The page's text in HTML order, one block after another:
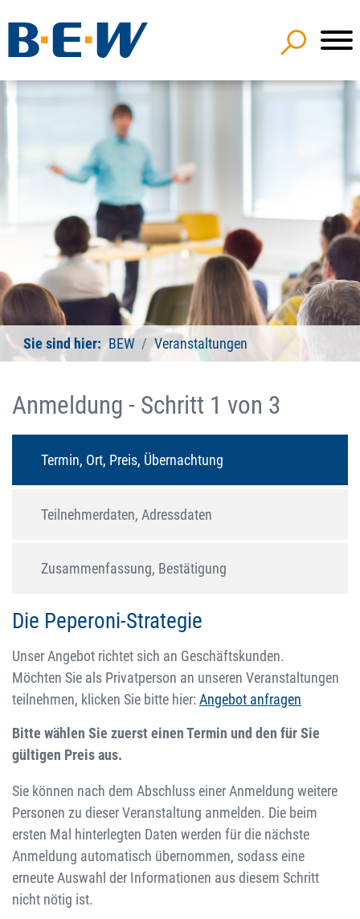
Sie sind hier: BEW Veranstaltungen
Anmeldung - Schritt 1 von 3
Termin, Ort, Preis, Übernachtung
Teilnehmerdaten, Adressdaten
Zusammenfassung, Bestätigung
Die Peperoni-Strategie
Unser Angebot richtet sich an Geschäftskunden.
Möchten Sie als Privatperson an unseren Veranstaltungen
teilnehmen, klicken Sie bitte hier: Angebot anfragen
Bitte wählen Sie zuerst einen Termin und den für Sie
gültigen Preis aus.
Sie können nach dem Abschluss einer Anmeldung weitere
Personen zu dieser Veranstaltung anmelden. Die beim
ersten Mal hinterlegten Daten werden für die nächste
Anmeldung automatisch übernommen, sodass eine
erneute Auswahl der Informationen aus diesem Schritt
nicht nötig ist.